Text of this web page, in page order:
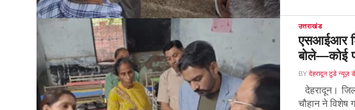
उत्तराखंड
एसआईआर
बोले—कोई
BY देहरादून टुडे न्यूज़
देहरादून।
चौहान ने विशेष